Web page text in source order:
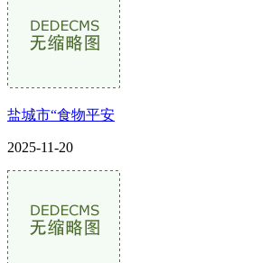
盐城市“食物平安
2025-11-20